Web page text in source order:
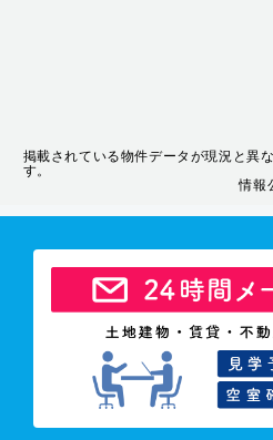
掲載されている物件データが現況と異
す。
情報